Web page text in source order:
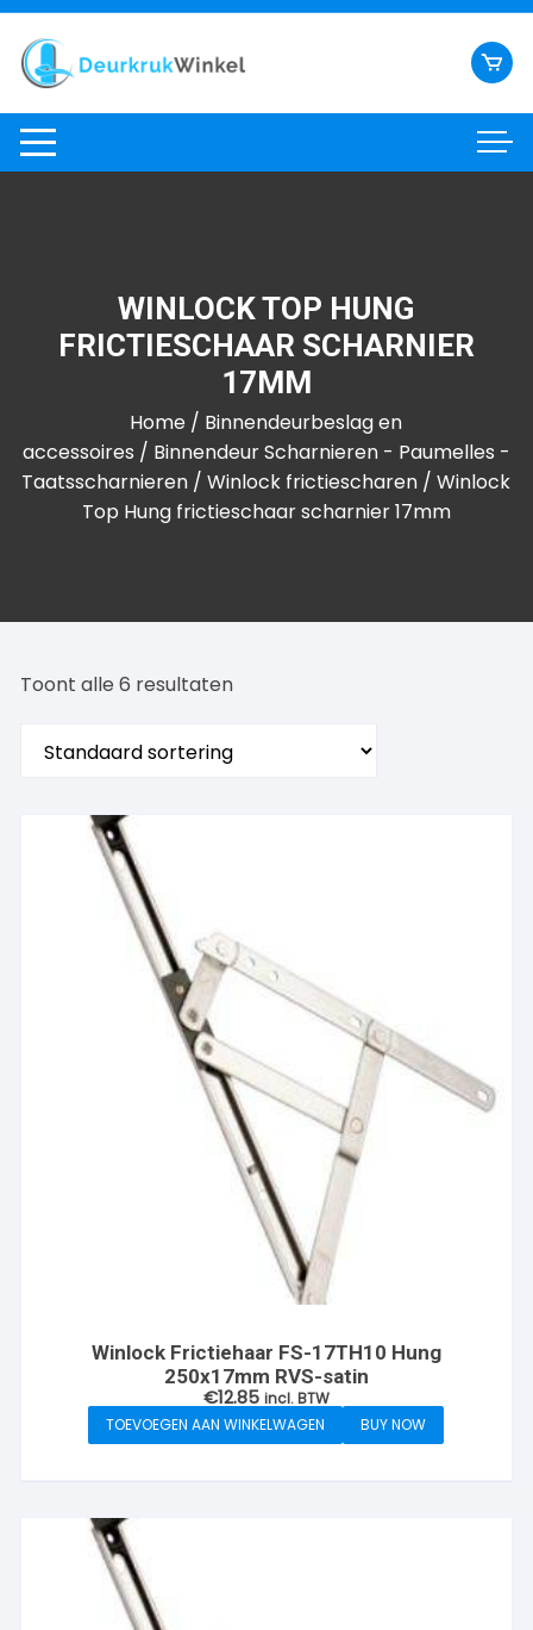
Ga
naar
inhoud
WINLOCK TOP HUNG
FRICTIESCHAAR SCHARNIER
17MM
Home / Binnendeurbeslag en
accessoires / Binnendeur Scharnieren - Paumelles -
Taatsscharnieren /Winlock frictiescharen / Winlock
Top Hung frictieschaar scharnier 17mm
Toont alle 6 resultaten
Winlock Frictiehaar FS-17TH10 Hung
250x17mm RVS-satin
€12.85 incl. BTW
TOEVOEGEN AAN WINKELWAGEN
BUY NOW